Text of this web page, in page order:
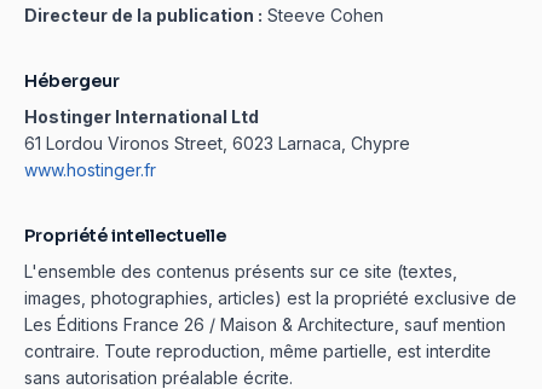
Directeur de la publication : Steeve Cohen
Hébergeur
Hostinger International Ltd
61 Lordou Vironos Street, 6023 Larnaca, Chypre
www.hostinger.fr
Propriété intellectuelle
L'ensemble des contenus présents sur ce site (textes,
images, photographies, articles) est la propriété exclusive de
Les Éditions France 26 / Maison & Architecture, sauf mention
contraire. Toute reproduction, même partielle, est interdite
sans autorisation préalable écrite.